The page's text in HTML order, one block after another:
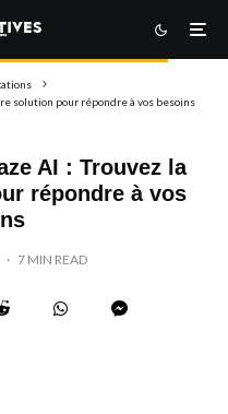
solution pour répondre à vos besoins
AI : Trouvez la
répondre à vos
· 7 MIN READ